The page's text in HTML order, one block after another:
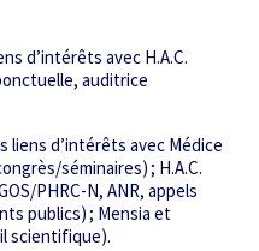
d’intérêts avec H.A.C.
auditrice
liens d’intérêts avec Médice
séminaires) ; H.A.C.
PHRC-N, ANR, appels
publics) ; Mensia et
scientifique).